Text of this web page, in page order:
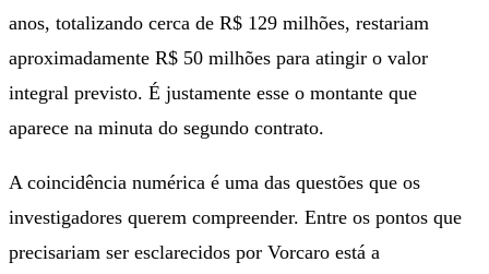
anos, totalizando cerca de R$ 129 milhões, restariam
aproximadamente R$ 50 milhões para atingir o valor
integral previsto. É justamente esse o montante que
aparece na minuta do segundo contrato.
A coincidência numérica é uma das questões que os
investigadores querem compreender. Entre os pontos que
precisariam ser esclarecidos por Vorcaro está a